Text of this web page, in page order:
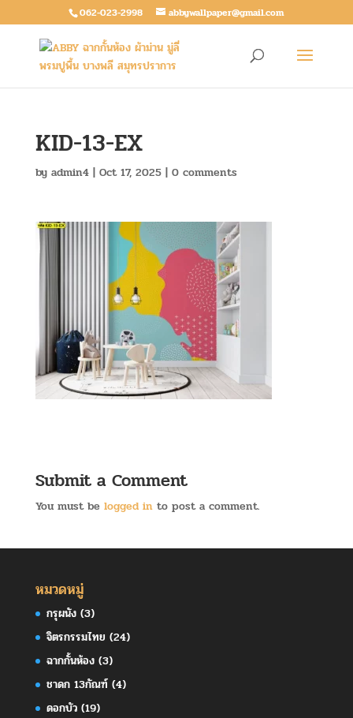
062-023-2998 abbywallpaper@gmail.com
KID-13-EX
by admin4| Oct 17, 2025| 0 comments
Submit a Comment
You must be logged into post a comment.
หมวดหมู่
กรุผนัง(3)
จิตรกรรมไทย (24)
ฉากกั้นห้อง(3)
ชาดก 13กัณฑ์(4)
ดอกบัว(19)